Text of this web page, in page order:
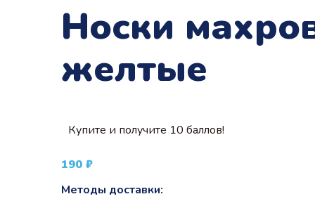
Носки
желтые
Купите и получите 10 баллов!
190 ₽
Методы доставки: